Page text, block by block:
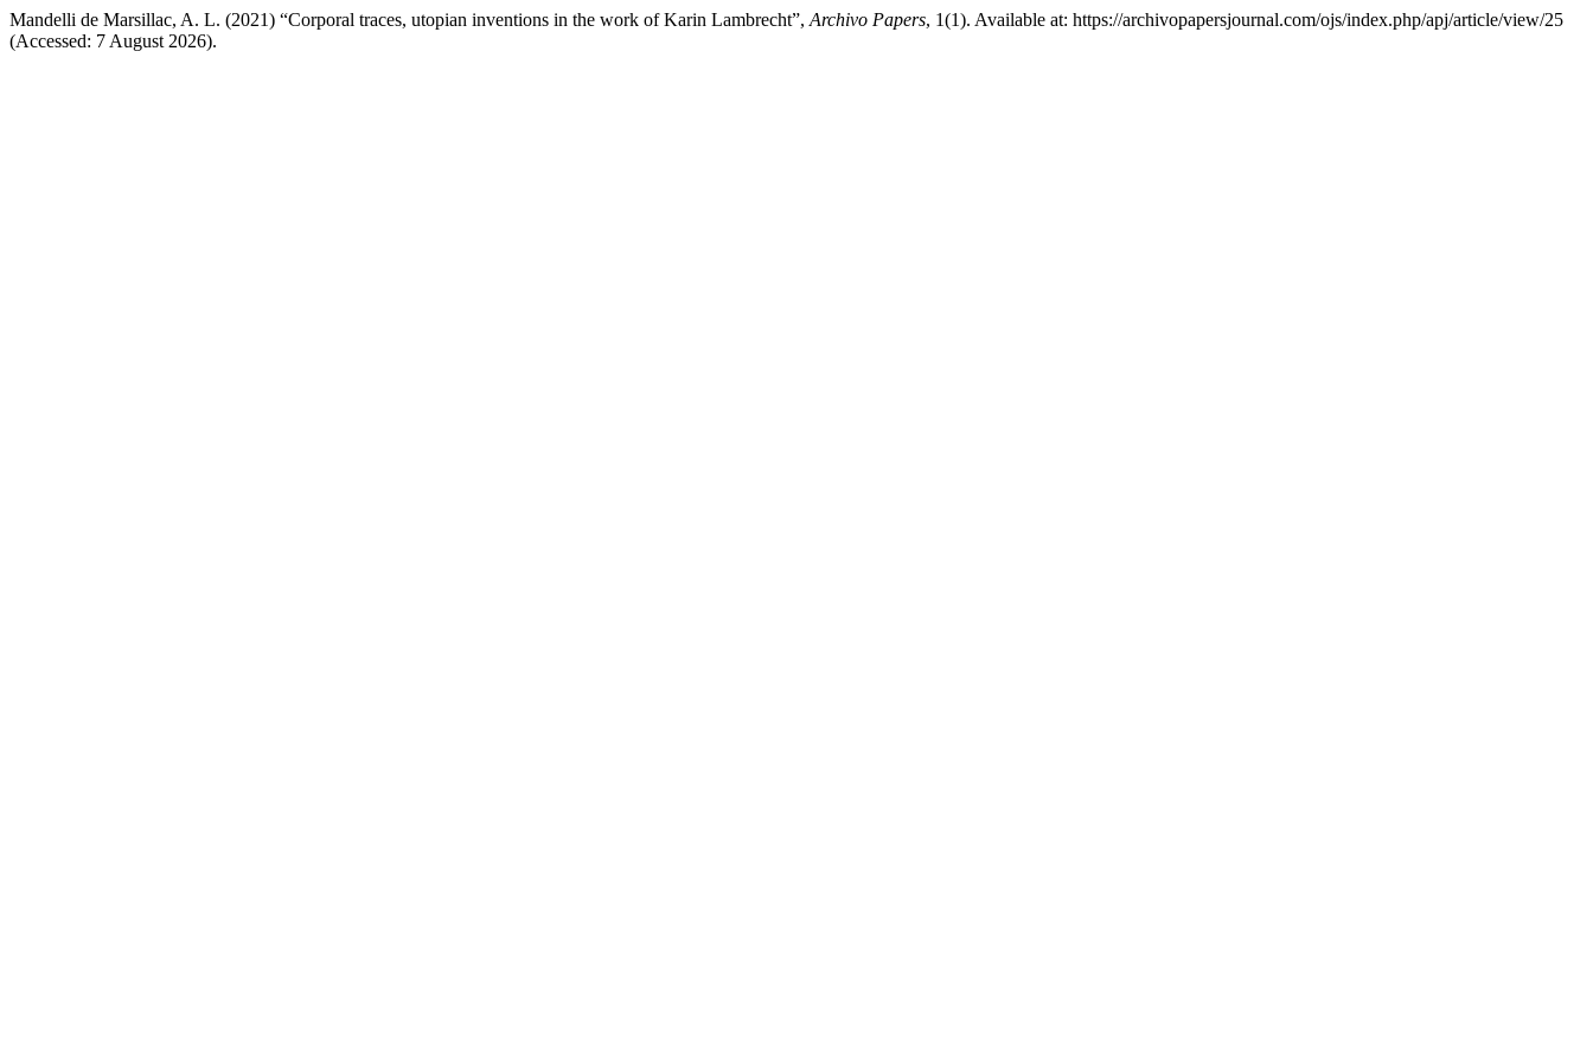
Mandelli de Marsillac, A. L. (2021) “Corporal traces, utopian inventions in the work of Karin Lambrecht”, Archivo Papers, 1(1). Available at: https://archivopapersjournal.com/ojs/index.php/apj/article/view/25
(Accessed: 7 August 2026).